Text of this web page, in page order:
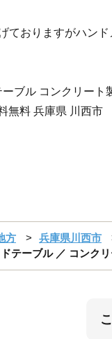
ておりますがハン
ーブル コンクリート
無料 兵庫県 川西市
方 兵庫県川西市
テーブル ／ コンク